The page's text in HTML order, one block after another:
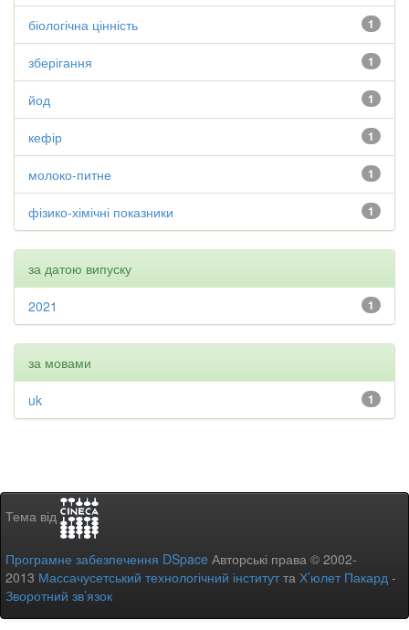
1
біологічна цінність
1
зберігання
1
йод
1
кефір
1
молоко-питне
1
фізико-хімічні показники
за датою випуску
1
2021
за мовами
1
uk
Тема від
Програмне забезпечення DSpace Авторські права © 2002-
2013 Массачусетський технологічний інститутта Х’юлет Пакард -
Зворотний зв’язок